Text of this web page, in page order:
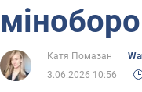
Катя Помазан
3.06.2026 10:56